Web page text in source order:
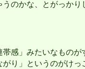
のかな、とがっかり
感」みたいなもの
り」というのがけっ